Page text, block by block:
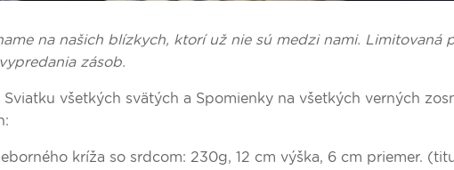
na našich blízkych, ktorí už nie sú medzi nami. Limitovaná
zásob.
všetkých svätých a Spomienky na všetkých verných
kríža so srdcom: 230g, 12 cm výška, 6 cm priemer.